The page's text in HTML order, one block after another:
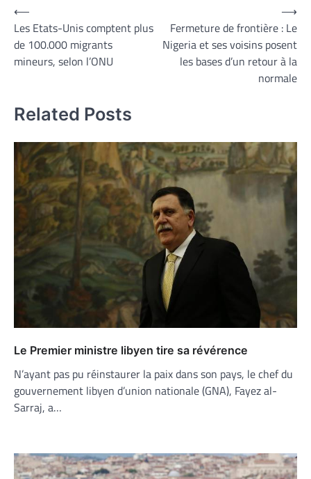
Navigation
de
l’article
⟵
Les Etats-Unis comptent plus
de 100.000 migrants
mineurs, selon l’ONU
Fermeture de frontière : Le
Nigeria et ses voisins posent
les bases d’un retour à la
normale
⟶
Related Posts
Le Premier ministre libyen tire sa révérence
N’ayant pas pu réinstaurer la paix dans son pays, le chef du
gouvernement libyen d’union nationale (GNA), Fayez al-
Sarraj, a…